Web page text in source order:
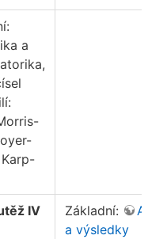
a
IV Základní:
a výsledky